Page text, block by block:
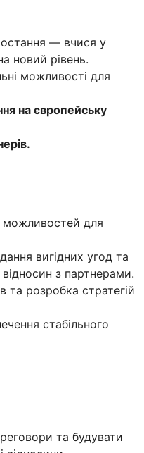
— вчися у
новий рівень.
можливості для
на європейську
можливостей для
вигідних угод та
з партнерами.
та розробка стратегій
стабільного
та будувати